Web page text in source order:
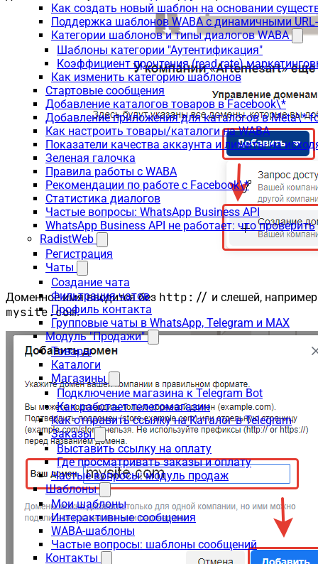
Как создать новый шаблон на основании
Поддержка шаблонов WABA с динамичными
Категории шаблонов и типы диалогов WABA
Шаблоны категории "Аутентификация"
Коэффициент прочтения (read rate)
Как изменить категорию шаблонов
Стартовые сообщения
Добавление каталогов товаров в Facebook\*
Добавление приложения для каталогов в Meta\*
Как настроить товары/каталоги на WABA
Показатели качества аккаунта и лимиты на
Зеленая галочка
Правила работы с WABA
Рекомендации по работе с Facebook\*
Статистика диалогов
Частые вопросы: WhatsApp Business API
WhatsApp Business API не работает: что проверить
RadistWeb
Регистрация
Чаты
Создание чата
Фильтрация чатов
Профиль контакта
Групповые чаты в WhatsApp, Telegram и MAX
Модуль "Продажи"
Товары
Каталоги
Магазины
Подключение магазина к Telegram Bot
Как работает телегомагазин
Как отправить ссылку на Каталог в Telegram
Заказы
Выставить ссылку на оплату
Где просматривать заказы и оплату
Частые вопросы: модуль продаж
Шаблоны
Мои шаблоны
Интерактивные сообщения
WABA-шаблоны
Частые вопросы: шаблоны сообщений
Контакты
Доменное имя вводится без http:// и слешей, например
mysite.com.